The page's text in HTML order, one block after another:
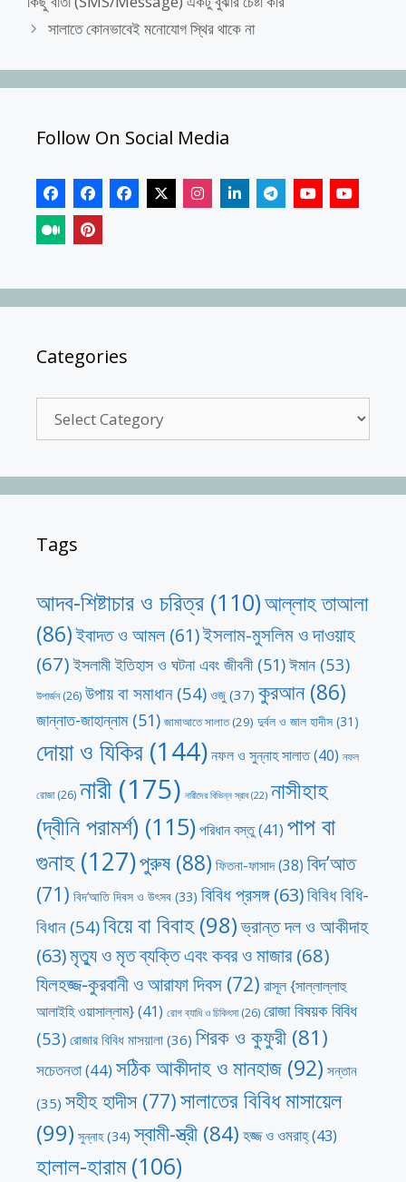
সালাতে কোনভাবেই মনোযোগ স্থির থাকে না
Follow On Social Media
Categories
Tags
আদব-শিষ্টাচার ও চরিত্র (110)আল্লাহ তাআলা
(86)ইবাদত ও আমল(61)ইসলাম-মুসলিম ও দাওয়াহ
(67) ইসলামী ইতিহাস ও ঘটনা এবং জীবনী(51)ঈমান (53)
উপার্জন(26) উপায় বা সমাধান(54) ওজু (37) কুরআন(86)
জান্নাত-জাহান্নাম(51) জামাআতে সালাত(29) দুর্বল ও জাল হাদীস (31)
দোয়া ও যিকির (144)নফল ও সুন্নাহ সালাত(40) নফল
রোজা(26) নারী(175) নারীদের বিভিন্ন স্রাব(22) নাসীহাহ
(দ্বীনি পরামর্শ) (115)পরিধান বস্তু(41) পাপ বা
গুনাহ(127)পুরুষ(88) ফিতনা-ফাসাদ(38) বিদ’আত
(71) বিদ’আতি দিবস ও উৎসব (33) বিবিধ প্রসঙ্গ(63)বিবিধ বিধি-
বিধান(54)বিয়ে বা বিবাহ (98)ভ্রান্ত দল ও আকীদাহ
(63)মৃত্যু ও মৃত ব্যক্তি এবং কবর ও মাজার(68)
যিলহজ্জ-কুরবানী ও আরাফা দিবস (72) রাসূল {সাল্লাল্লাহু
আলাইহি ওয়াসাল্লাম}(41) রোগ ব্যাধি ও চিকিৎসা(26) রোজা বিষয়ক বিবিধ
(53) রোজার বিবিধ মাসয়ালা (36) শিরক ও কুফুরী (81)
সচেতনতা(44) সঠিক আকীদাহ ও মানহাজ (92) সন্তান
(35) সহীহ হাদীস(77)সালাতের বিবিধ মাসায়েল
(99) সুন্নাহ(34) স্বামী-স্ত্রী(84) হজ্জ ও ওমরাহ্‌(43)
হালাল-হারাম(106)